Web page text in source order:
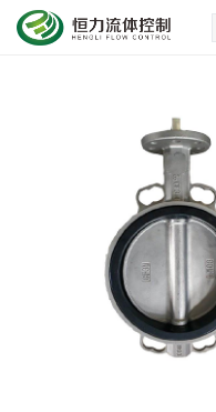
首页